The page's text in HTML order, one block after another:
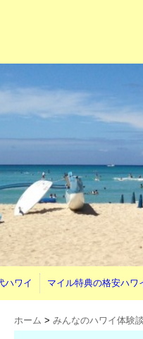
ハワイ マイル特典の格安ハワ
ホーム > みんなのハワイ体験